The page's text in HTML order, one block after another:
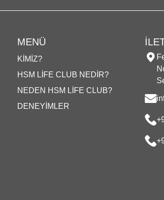
MENÜ
KIMIZ?
HSM LIFE CLUB NEDIR?
NEDEN HSM LIFE CLUB?
DENEYIMLER